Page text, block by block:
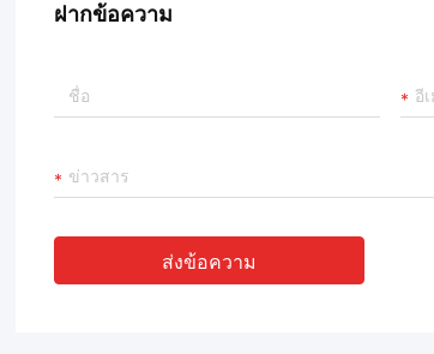
ฝากข้อความ
ส่งข้อความ